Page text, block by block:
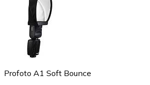
Profoto A1 Soft Bounce